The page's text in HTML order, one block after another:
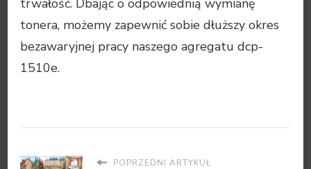
tonera, możemy zapewnić sobie dłuższy okres
bezawaryjnej pracy naszego agregatu dcp-
1510e.
POPRZEDNI ARTYKUŁ